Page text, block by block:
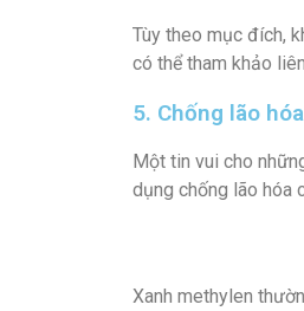
Tùy theo mục đích,
có thể tham khảo
5. Chống lão hóa
Một tin vui cho
dụng chống lão hóa
Xanh methylen